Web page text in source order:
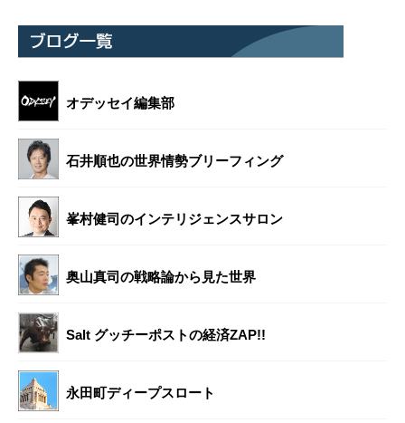
オデッセイ編集部
石井順也の世界情勢ブリーフィング
峯村健司のインテリジェンスサロン
奥山真司の戦略論から見た世界
Salt グッチーポストの経済ZAP!!
永田町ディープスロート